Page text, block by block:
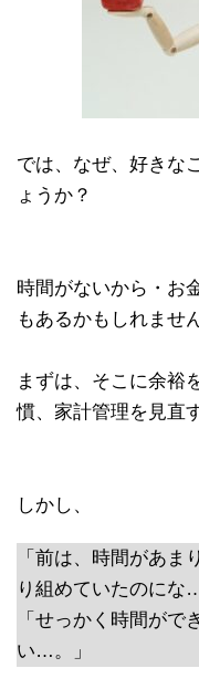
では、なぜ、好きな
ょうか？
時間がないから・お
もあるかもしれません
まずは、そこに余裕
慣、家計管理を見直
しかし、
「前は、時間があま
り組めていたのにな…
「せっかく時間がで
い…。」